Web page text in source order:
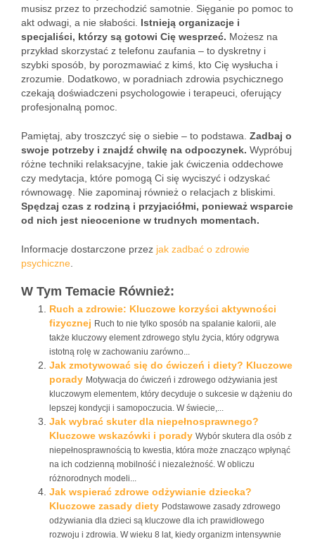
musisz przez to przechodzić samotnie. Sięganie po pomoc to
akt odwagi, a nie słabości. Istnieją organizacje i
specjaliści, którzy są gotowi Cię wesprzeć. Możesz na
przykład skorzystać z telefonu zaufania – to dyskretny i
szybki sposób, by porozmawiać z kimś, kto Cię wysłucha i
zrozumie. Dodatkowo, w poradniach zdrowia psychicznego
czekają doświadczeni psychologowie i terapeuci, oferujący
profesjonalną pomoc.
Pamiętaj, aby troszczyć się o siebie – to podstawa. Zadbaj o
swoje potrzeby i znajdź chwilę na odpoczynek. Wypróbuj
różne techniki relaksacyjne, takie jak ćwiczenia oddechowe
czy medytacja, które pomogą Ci się wyciszyć i odzyskać
równowagę. Nie zapominaj również o relacjach z bliskimi.
Spędzaj czas z rodziną i przyjaciółmi, ponieważ wsparcie
od nich jest nieocenione w trudnych momentach.
Informacje dostarczone przez jak zadbać o zdrowie
psychiczne
W Tym Temacie Również:
Ruch a zdrowie: Kluczowe korzyści aktywności
fizycznej Ruch to nie tylko sposób na spalanie kalorii, ale
także kluczowy element zdrowego stylu życia, który odgrywa
istotną rolę w zachowaniu zarówno...
Jak zmotywować się do ćwiczeń i diety? Kluczowe
porady Motywacja do ćwiczeń i zdrowego odżywiania jest
kluczowym elementem, który decyduje o sukcesie w dążeniu do
lepszej kondycji i samopoczucia. W świecie,...
Jak wybrać skuter dla niepełnosprawnego?
Kluczowe wskazówki i porady Wybór skutera dla osób z
niepełnosprawnością to kwestia, która może znacząco wpłynąć
na ich codzienną mobilność i niezależność. W obliczu
różnorodnych modeli...
Jak wspierać zdrowe odżywianie dziecka?
Kluczowe zasady diety Podstawowe zasady zdrowego
odżywiania dla dzieci są kluczowe dla ich prawidłowego
rozwoju i zdrowia. W wieku 8 lat, kiedy organizm intensywnie